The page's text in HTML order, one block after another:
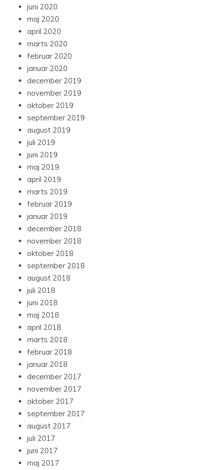
juni 2020
maj 2020
april 2020
marts 2020
februar 2020
januar 2020
december 2019
november 2019
oktober 2019
september 2019
august 2019
juli 2019
juni 2019
maj 2019
april 2019
marts 2019
februar 2019
januar 2019
december 2018
november 2018
oktober 2018
september 2018
august 2018
juli 2018
juni 2018
maj 2018
april 2018
marts 2018
februar 2018
januar 2018
december 2017
november 2017
oktober 2017
september 2017
august 2017
juli 2017
juni 2017
maj 2017